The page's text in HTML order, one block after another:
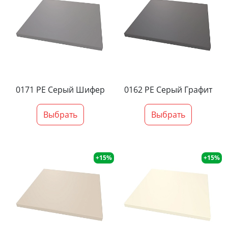
0171 PE Серый Шифер
Выбрать
0162 PE Серый Графит
Выбрать
+15% +15%